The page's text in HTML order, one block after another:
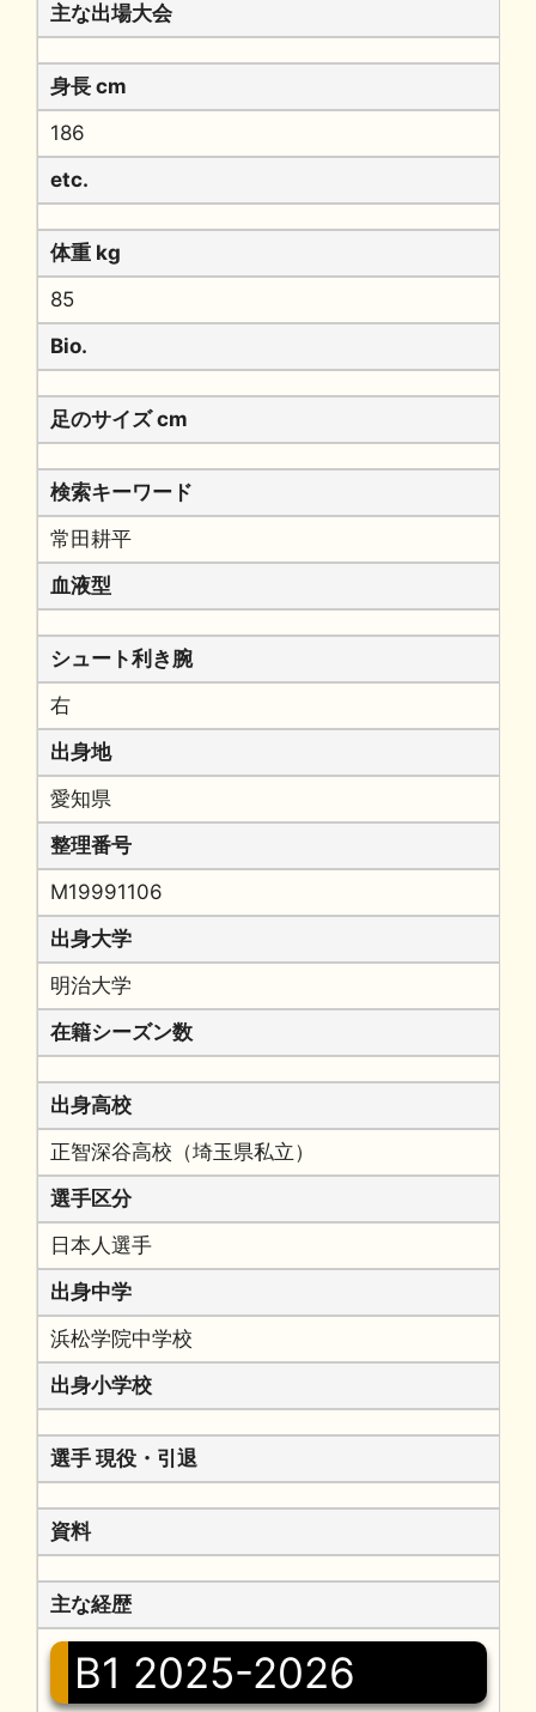
主な出場大会
身長 cm
186
etc.
体重 kg
85
Bio.
足のサイズ cm
検索キーワード
常田耕平
血液型
シュート利き腕
右
出身地
愛知県
整理番号
M19991106
出身大学
明治大学
在籍シーズン数
出身高校
正智深谷高校（埼玉県私立）
選手区分
日本人選手
出身中学
浜松学院中学校
出身小学校
選手 現役・引退
資料
主な経歴
B1 2025-2026